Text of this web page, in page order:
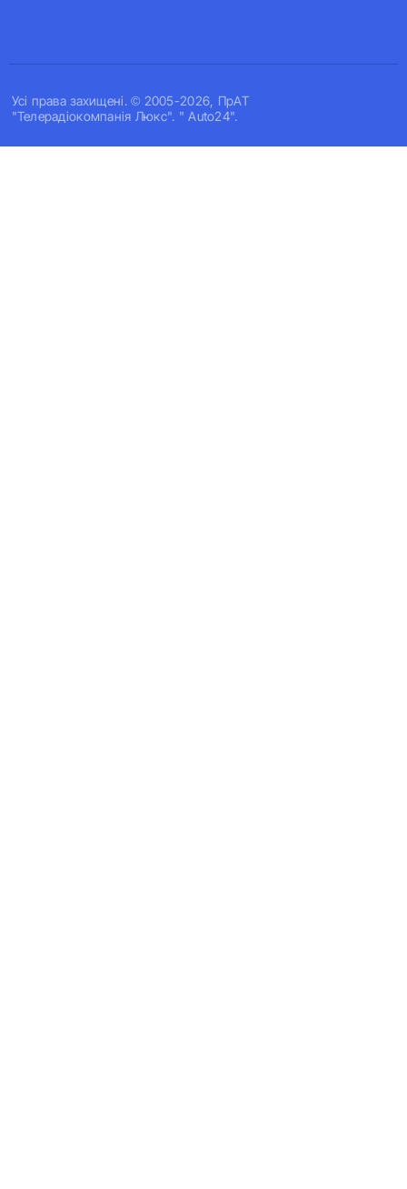
Усi права захищенi. © 2005-2026, ПрАТ
"Телерадіокомпанія Люкс". " Auto24".